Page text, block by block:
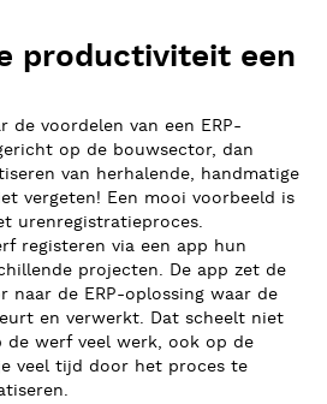
een
de voordelen van een ERP-
op de bouwsector, dan
van herhalende, handmatige
vergeten! Een mooi voorbeeld is
urenregistratieproces.
registeren via een app hun
projecten. De app zet de
de ERP-oplossing waar de
en verwerkt. Dat scheelt niet
de werf veel werk, ook op de
veel tijd door het proces te